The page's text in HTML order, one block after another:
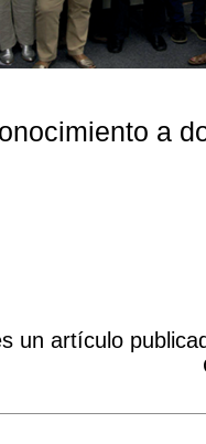
a
un artículo